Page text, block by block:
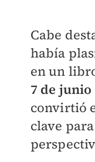
Cabe
había
en un
7 de junio
convirtió
clave